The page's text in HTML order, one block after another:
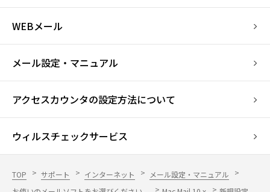
WEBメール
メール設定・マニュアル
アクセスカウンタの設定方法について
ウィルスチェックサービス
TOP サポート インターネット
メール設定・マニュアル